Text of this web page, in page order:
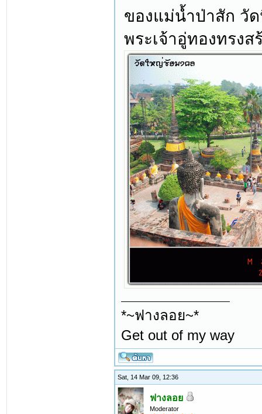
ของแม่น้ำป่าสัก วั
พระเจ้าอู่ทองทรง
*~ฟางลอย~*
Get out of my way
Sat, 14 Mar 09, 12:36
ฟางลอย
Moderator